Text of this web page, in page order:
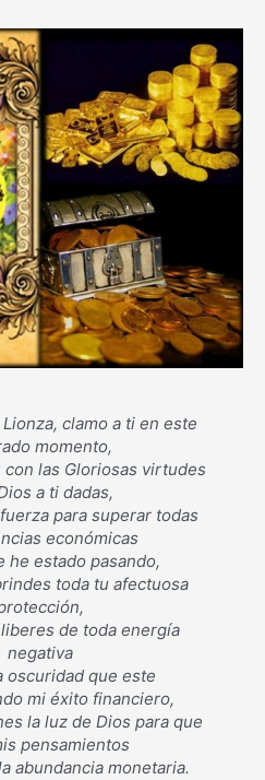
clamo a ti en este
momento,
con las Gloriosas virtudes
a ti dadas,
para superar todas
económicas
he estado pasando,
toda tu afectuosa
de toda energía
negativa
oscuridad que este
mi éxito financiero,
la luz de Dios para que
pensamientos
abundancia monetaria.